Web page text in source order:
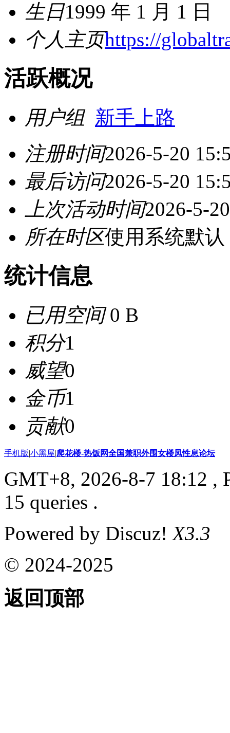
生日1999 年 1 月 1 日
个人主页https://
活跃概况
用户组 新手上路
注册时间2026-5-20
最后访问2026-5-20
上次活动时间2026-5-
所在时区使用系统默认
统计信息
已用空间0 B
积分1
威望0
金币1
贡献0
手机版|小黑屋|爬花楼-热饭网全国兼职外围女楼凤性息论坛
GMT+8, 2026-8-7 18:12 ,
15 queries .
Powered by Discuz!X3.3
© 2024-2025
返回顶部